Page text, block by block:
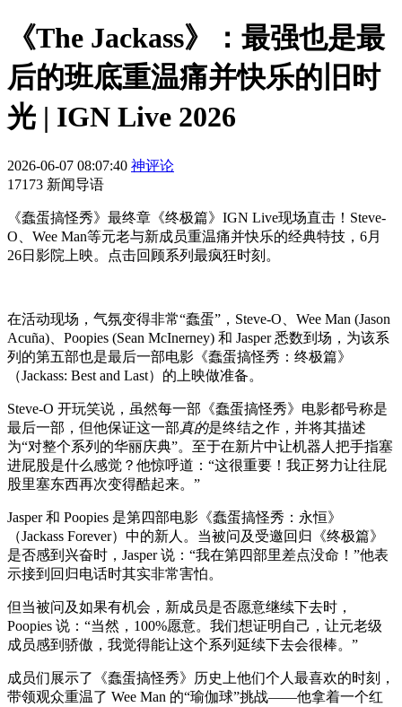
《The Jackass》：最强也是最
后的班底重温痛并快乐的旧时
光 | IGN Live 2026
2026-06-07 08:07:40 神评论
17173 新闻导语
《蠢蛋搞怪秀》最终章《终极篇》IGN Live现场直击！Steve-
O、Wee Man等元老与新成员重温痛并快乐的经典特技，6月
26日影院上映。点击回顾系列最疯狂时刻。
在活动现场，气氛变得非常“蠢蛋”，Steve-O、Wee Man (Jason
Acuña)、Poopies (Sean McInerney) 和 Jasper 悉数到场，为该系
列的第五部也是最后一部电影《蠢蛋搞怪秀：终极篇》
（Jackass: Best and Last）的上映做准备。
Steve-O 开玩笑说，虽然每一部《蠢蛋搞怪秀》电影都号称是
最后一部，但他保证这一部真的是终结之作，并将其描述
为“对整个系列的华丽庆典”。至于在新片中让机器人把手指塞
进屁股是什么感觉？他惊呼道：“这很重要！我正努力让往屁
股里塞东西再次变得酷起来。”
Jasper 和 Poopies 是第四部电影《蠢蛋搞怪秀：永恒》
（Jackass Forever）中的新人。当被问及受邀回归《终极篇》
是否感到兴奋时，Jasper 说：“我在第四部里差点没命！”他表
示接到回归电话时其实非常害怕。
但当被问及如果有机会，新成员是否愿意继续下去时，
Poopies 说：“当然，100%愿意。我们想证明自己，让元老级
成员感到骄傲，我觉得能让这个系列延续下去会很棒。”
成员们展示了《蠢蛋搞怪秀》历史上他们个人最喜欢的时刻，
带领观众重温了 Wee Man 的“瑜伽球”挑战——他拿着一个红